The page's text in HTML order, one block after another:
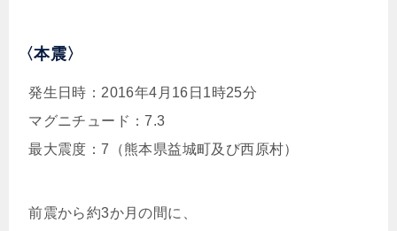
〈本震〉
発生日時：2016年4月16日1時25分
マグニチュード：7.3
最大震度：7（熊本県益城町及び西原村）
前震から約3か月の間に、